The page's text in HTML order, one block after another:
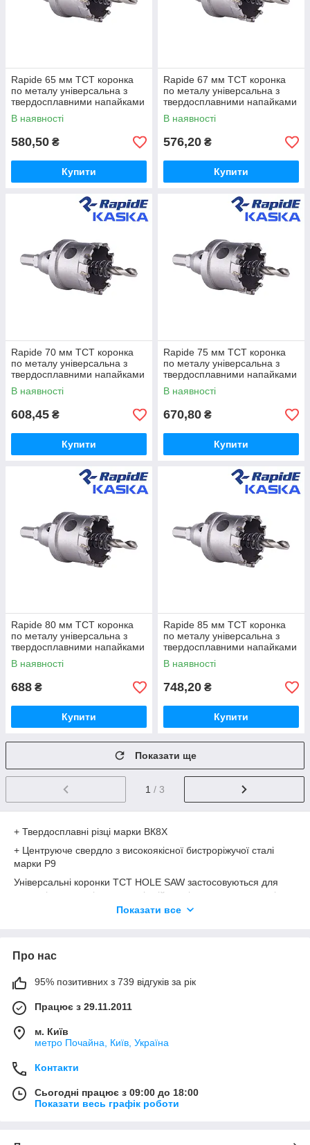
Rapide 65 мм TCT коронка
по металу універсальна з
твердосплавними напайками
В наявності
580,50 ₴
Купити
Rapide 67 мм TCT коронка
по металу універсальна з
твердосплавними напайками
В наявності
576,20 ₴
Купити
Rapide 70 мм TCT коронка
по металу універсальна з
твердосплавними напайками
В наявності
608,45 ₴
Купити
Rapide 75 мм TCT коронка
по металу універсальна з
твердосплавними напайками
В наявності
670,80 ₴
Купити
Rapide 80 мм TCT коронка
по металу універсальна з
твердосплавними напайками
В наявності
688 ₴
Купити
Rapide 85 мм TCT коронка
по металу універсальна з
твердосплавними напайками
В наявності
748,20 ₴
Купити
Показати ще
1 / 3
+ Твердосплавні різці марки ВК8Х
+ Центруюче свердло з високоякісної бистроріжучої сталі
марки Р9
Універсальні коронки TCT HOLE SAW застосовуються для
свердління отворів в нержавіючій сталі, листовому металі,
міді, чавуні, дереві і пластиці. Оснащені твердогосплавними
для легкого вилучення металевого шламу
Показати все
Про нас
95% позитивних з 739 відгуків за рік
Працює з 29.11.2011
м. Київ
метро Почайна, Київ, Україна
Контакти
Сьогодні працює з 09:00 до 18:00
Показати весь графік роботи